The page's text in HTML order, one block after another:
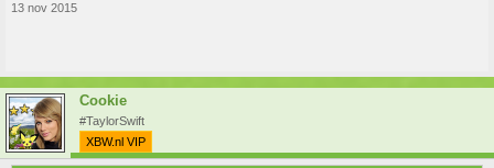
13 nov 2015
Cookie
#TaylorSwift
XBW.nl VIP